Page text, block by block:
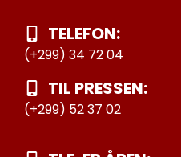
TELEFON:
(+299) 34 72 04
TIL PRESSEN:
(+299) 52 37 02